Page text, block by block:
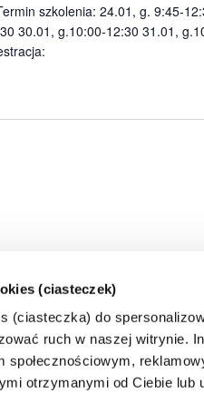
(ciasteczek)
(ciasteczka) do
ruch w naszej witrynie.
społecznościowym,
otrzymanymi od Ciebie lub
szkolenia: 24.01, g. 9:45-
30.01, g.10:00-12:30 31.01,